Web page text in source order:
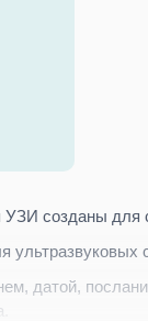
созданы для
датой,